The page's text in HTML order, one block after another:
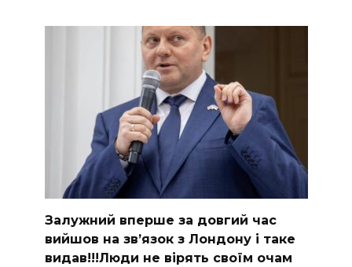
Зaлужний вперше за довгий час
вийшов на зв’язок з Лoндону і таке
видав!!!Люди не вірять своїм очам